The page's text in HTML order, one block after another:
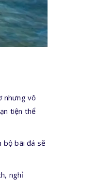
nhưng vô
tiện thể
bộ bãi đá sẽ
nghỉ